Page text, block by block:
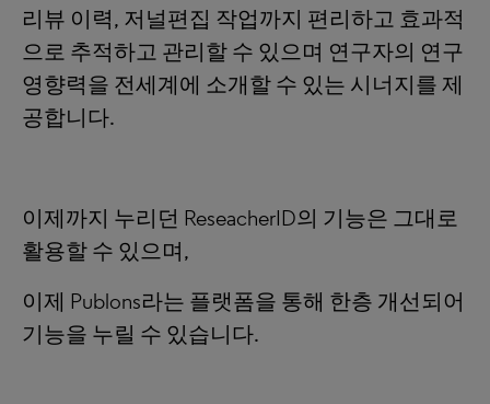
리뷰 이력, 저널편집 작업까지 편리하고 효과적
으로 추적하고 관리할 수 있으며 연구자의 연구
영향력을 전세계에 소개할 수 있는 시너지를 제
공합니다.
이제까지 누리던 ReseacherID의 기능은 그대로
활용할 수 있으며,
이제 Publons라는 플랫폼을 통해 한층 개선되어
기능을 누릴 수 있습니다.